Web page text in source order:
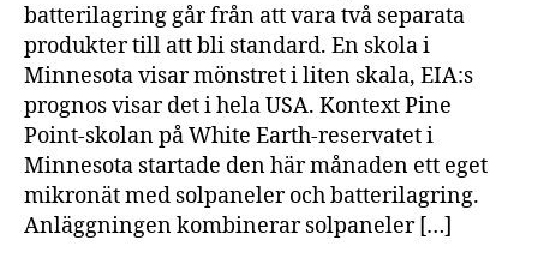
batterilagring går från att vara två separata
produkter till att bli standard. En skola i
Minnesota visar mönstret i liten skala, EIA:s
prognos visar det i hela USA. Kontext Pine
Point-skolan på White Earth-reservatet i
Minnesota startade den här månaden ett eget
mikronät med solpaneler och batterilagring.
Anläggningen kombinerar solpaneler […]